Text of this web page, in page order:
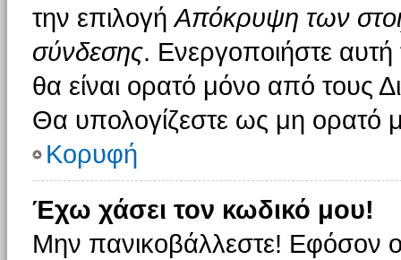
την επιλογήΑπόκρυψη των
σύνδεσης. Ενεργοποιήστε
θα είναι ορατό μόνο από τους
Θα υπολογίζεστε ως μη ορατό
Κορυφή
Έχω χάσει τον κωδικό μου!
Μην πανικοβάλλεστε! Εφόσον